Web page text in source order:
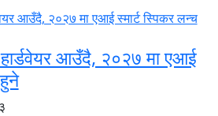
आउँदै, २०२७ मा एआई